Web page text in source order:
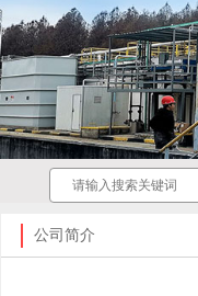
公司简介